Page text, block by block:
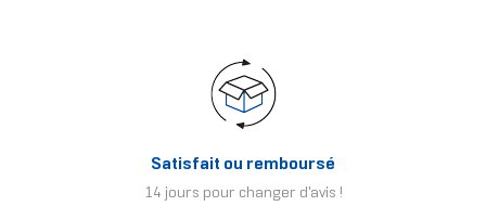
Satisfait ou remboursé
14 jours pour changer d'avis !